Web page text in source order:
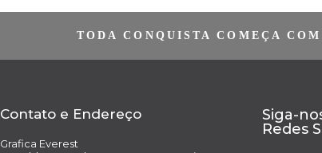
TODA CONQUISTA COMEÇA
Contato e Endereço
Grafica Everest
Siga-
Redes